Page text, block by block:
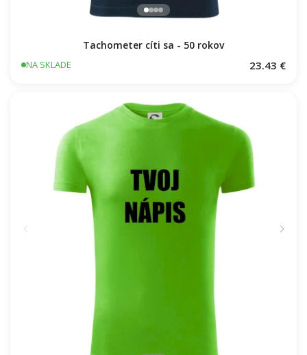
Tachometer cíti sa - 50 rokov
NA SKLADE 23.43 €